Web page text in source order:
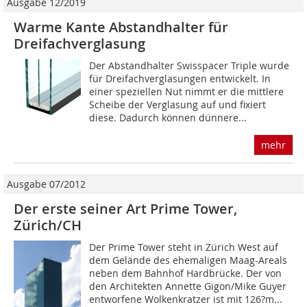
Warme Kante Abstandhalter für
Dreifachverglasung
Der Abstandhalter Swisspacer Triple wurde
für Dreifachverglasungen entwickelt. In
einer speziellen Nut nimmt er die mittlere
Scheibe der Verglasung auf und fixiert
diese. Dadurch können dünnere...
mehr
Ausgabe 07/2012
Der erste seiner Art Prime Tower,
Zürich/CH
Der Prime Tower steht in Zürich West auf
dem Gelände des ehemaligen Maag-Areals
neben dem Bahnhof Hardbrücke. Der von
den Architekten Annette Gigon/Mike Guyer
entworfene Wolkenkratzer ist mit 126?m...